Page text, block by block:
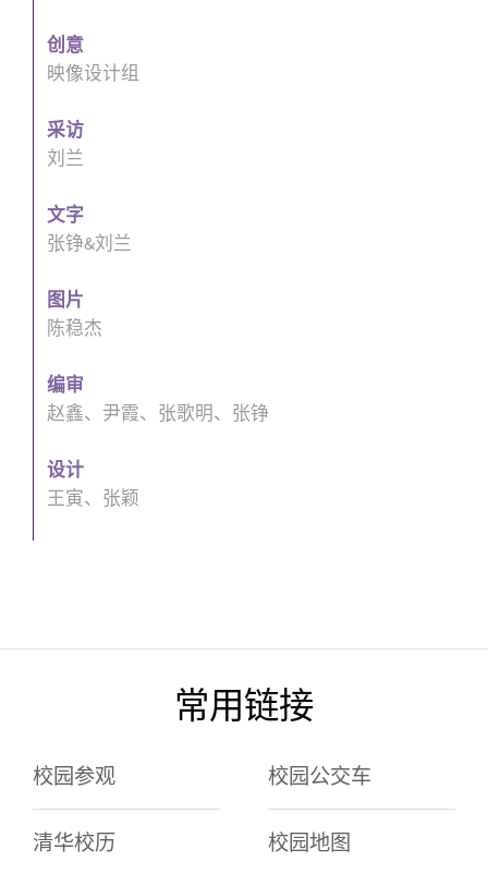
创意
映像设计组
采访
刘兰
文字
张铮&刘兰
图片
陈稳杰
编审
赵鑫、尹霞、张歌明、张铮
设计
王寅、张颖
常用链接
校园参观 校园公交车
清华校历 校园地图